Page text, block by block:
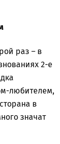
раз – в
2-е
любителем,
в
значат